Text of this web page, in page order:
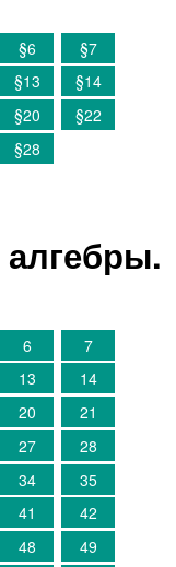
§6
§7
§13
§14
§20
§22
§28
6
7
13
14
20
21
27
28
34
35
41
42
48
49